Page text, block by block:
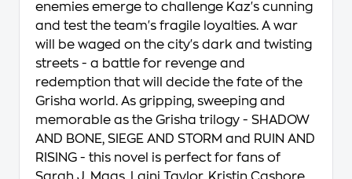
enemies emerge to challenge Kaz's cunning
and test the team's fragile loyalties. A war
will be waged on the city's dark and twisting
streets - a battle for revenge and
redemption that will decide the fate of the
Grisha world. As gripping, sweeping and
memorable as the Grisha trilogy - SHADOW
AND BONE, SIEGE AND STORM and RUIN AND
RISING - this novel is perfect for fans of